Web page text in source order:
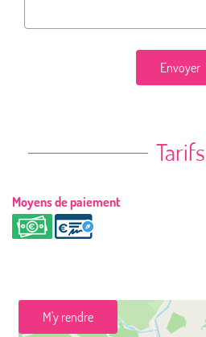
Envoyer
Tarifs
Moyens de paiement
M'y rendre